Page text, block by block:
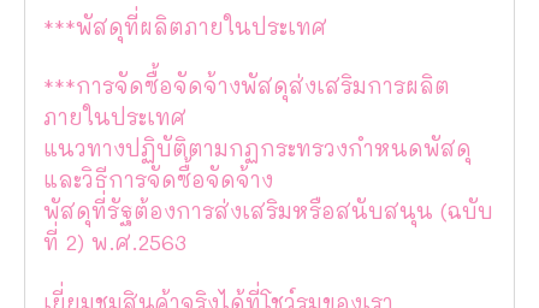
***พัสดุที่ผลิตภายในประเทศ
***การจัดซื้อจัดจ้างพัสดุส่งเสริมการผลิต
ภายในประเทศ
แนวทางปฏิบัติตามกฏกระทรวงกำหนดพัสดุ
และวิธีการจัดซื้อจัดจ้าง
พัสดุที่รัฐต้องการส่งเสริมหรือสนับสนุน (ฉบับ
ที่ 2) พ.ศ.2563
เยี่ยมชมสินค้าจริงได้ที่โชว์รูมของเรา